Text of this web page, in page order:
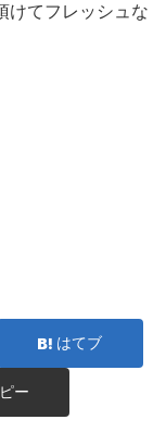
けてフレッシュな
はてブ
ー